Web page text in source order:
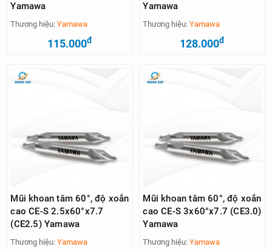
Yamawa
Thương hiệu:Yamawa
115.000đ
Yamawa
Thương hiệu:Yamawa
128.000đ
Mũi khoan tâm 60°, độ xoắn
cao CE-S 2.5x60°x7.7
(CE2.5) Yamawa
Thương hiệu:Yamawa
Mũi khoan tâm 60°, độ xoắn
cao CE-S 3x60°x7.7 (CE3.0)
Yamawa
Thương hiệu:Yamawa